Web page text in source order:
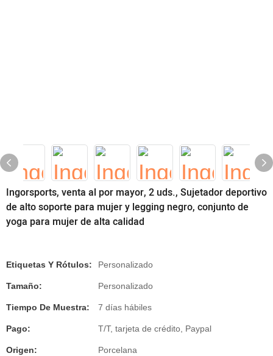
Ingorsports, venta al por mayor, 2 uds., Sujetador deportivo
de alto soporte para mujer y legging negro, conjunto de
yoga para mujer de alta calidad
Etiquetas Y Rótulos: Personalizado
Tamaño: Personalizado
Tiempo De Muestra: 7 días hábiles
Pago: T/T, tarjeta de crédito, Paypal
Origen: Porcelana